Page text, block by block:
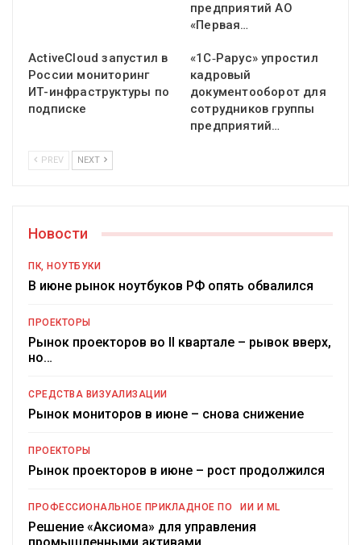
предприятий АО
«Первая…
ActiveCloud запустил в
России мониторинг
ИТ-инфраструктуры по
подписке
«1С‑Рарус» упростил
кадровый
документооборот для
сотрудников группы
предприятий…
PREV NEXT
Новости
ПК, НОУТБУКИ
В июне рынок ноутбуков РФ опять обвалился
ПРОЕКТОРЫ
Рынок проекторов во II квартале – рывок вверх,
но…
СРЕДСТВА ВИЗУАЛИЗАЦИИ
Рынок мониторов в июне – снова снижение
ПРОЕКТОРЫ
Рынок проекторов в июне – рост продолжился
ПРОФЕССИОНАЛЬНОЕ ПРИКЛАДНОЕ ПО ИИ И ML
Решение «Аксиома» для управления